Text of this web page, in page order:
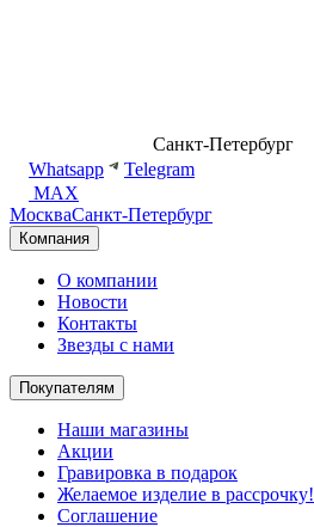
Санкт-Петербург
Whatsapp
Telegram
MAX
МоскваСанкт-Петербург
Компания
О компании
Новости
Контакты
Звезды с нами
Покупателям
Наши магазины
Акции
Гравировка в подарок
Желаемое изделие в рассрочку!
Соглашение